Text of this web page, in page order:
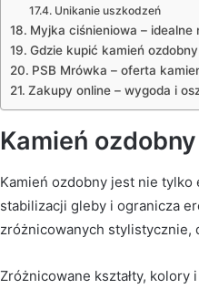
Unikanie uszkodzeń
Myjka ciśnieniowa –
Gdzie kupić kamień
PSB Mrówka – oferta
Zakupy online – wygoda i
Kamień
Kamień ozdobny jest nie tylko
stabilizacji gleby i ogranicza
zróżnicowanych stylistycznie,
Zróżnicowane kształty,